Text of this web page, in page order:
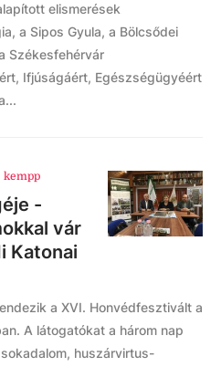
elismerések
a Sipos Gyula, a Bölcsődei
Székesfehérvár
Ifjúságáért, Egészségügyéért
kempp
-
vár
Katonai
a XVI. Honvédfesztivált a
A látogatókat a három nap
huszárvirtus-